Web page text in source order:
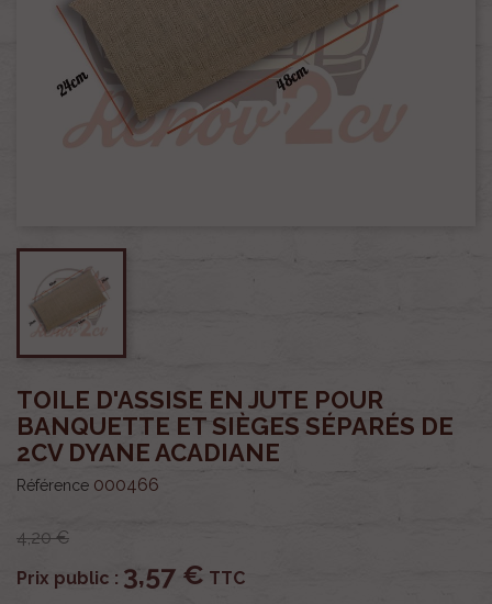
TOILE D'ASSISE EN JUTE POUR
BANQUETTE ET SIÈGES SÉPARÉS DE
2CV DYANE ACADIANE
Référence 000466
4,20 €
Prix public : 3,57 € TTC